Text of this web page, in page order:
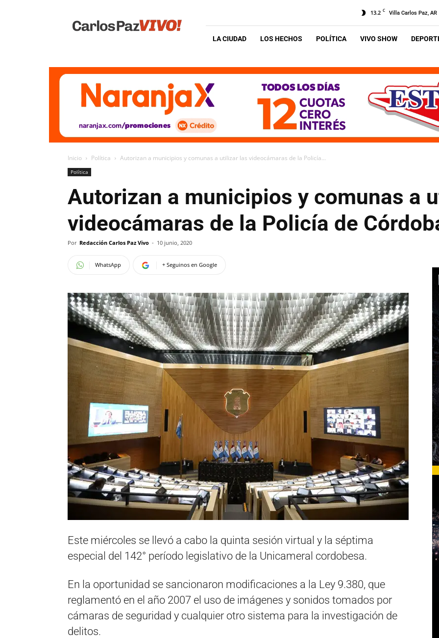
Vivo
13.2 C Villa Carlos Paz, AR
LA CIUDAD LOS HECHOS POLÍTICA VIVO SHOW
Inicio Política Autorizan a municipios y comunas a utilizar las videocámaras de la Policía...
Política
Autorizan a municipios y comunas a
videocámaras de la Policía de
Por Redacción Carlos Paz Vivo - 10 junio, 2020
WhatsApp + Seguinos en Google
Este miércoles se llevó a cabo la quinta sesión virtual y la séptima
especial del 142° período legislativo de la Unicameral cordobesa.
En la oportunidad se sancionaron modificaciones a la Ley 9.380, que
reglamentó en el año 2007 el uso de imágenes y sonidos tomados por
cámaras de seguridad y cualquier otro sistema para la investigación de
delitos.